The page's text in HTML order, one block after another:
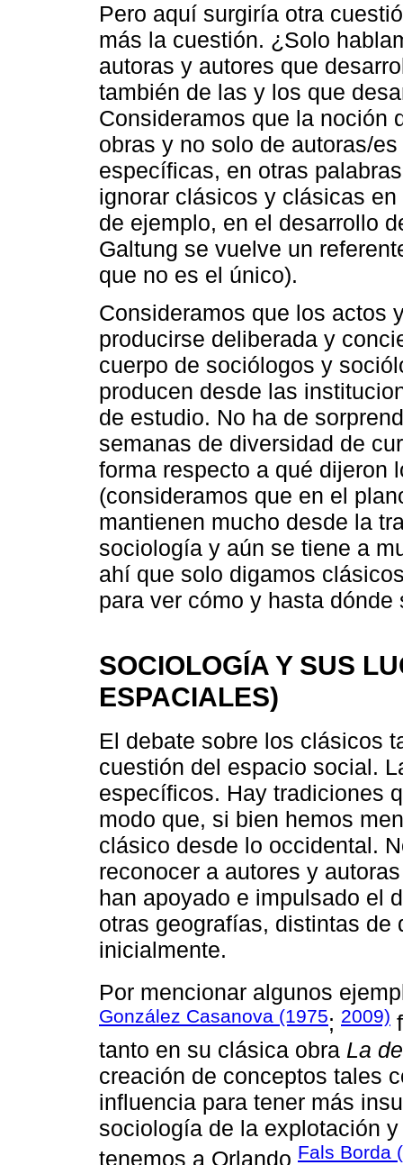
Pero aquí surgiría otra
más la cuestión. ¿Solo
autoras y autores que
también de las y los que
Consideramos que la noción
obras y no solo de autoras/
específicas, en otras
ignorar clásicos y clásicas
de ejemplo, en el desarrollo
Galtung se vuelve un
que no es el único).
Consideramos que los actos
producirse deliberada y
cuerpo de sociólogos y
producen desde las
de estudio. No ha de
semanas de diversidad de
forma respecto a qué dijeron
(consideramos que en el
mantienen mucho desde la
sociología y aún se tiene a
ahí que solo digamos
para ver cómo y hasta
SOCIOLOGÍA Y SUS
ESPACIALES)
El debate sobre los clásicos
cuestión del espacio social.
específicos. Hay tradiciones
modo que, si bien hemos
clásico desde lo occidental.
reconocer a autores y
han apoyado e impulsado el
otras geografías, distintas de
inicialmente.
Por mencionar algunos
González Casanova (1975; 2009)
tanto en su clásica obra La
creación de conceptos tales
influencia para tener más
sociología de la explotación
tenemos a Orlando Fals Borda